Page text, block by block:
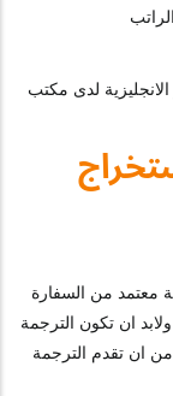
لدى مكتب
معتمد من السفارة
ولابد ان تكون الترجمة
ان تقدم الترجمة